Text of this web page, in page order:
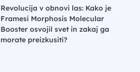
Revolucija v obnovi las: Kako je
Framesi Morphosis Molecular
Booster osvojil svet in zakaj ga
morate preizkusiti?